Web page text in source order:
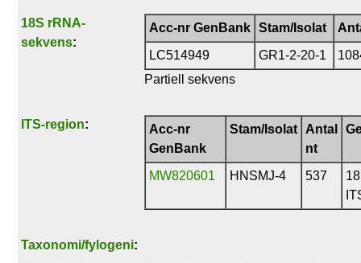
18S rRNA-
sekvens:
Acc-nr GenBank Stam/Isolat
LC514949
GR1-2-20-1
Partiell sekvens
ITS-region:
Acc-nr
GenBank
Stam/Isolat
Antal
nt
MW820601 HNSMJ-4 537
Taxonomi/fylogeni: